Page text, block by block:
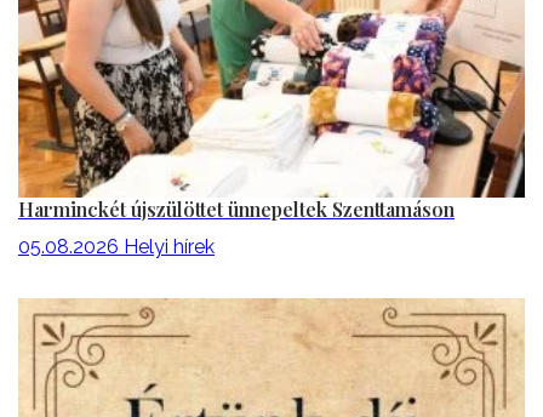
Harminckét újszülöttet ünnepeltek Szenttamáson
05.08.2026 Helyi hírek